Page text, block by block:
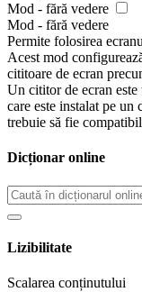
Mod - fără vedere
Mod - fără vedere
Permite folosirea
Acest mod
cititoare de ecran
Un cititor de ecran
care este instalat pe
trebuie să fie
Dicționar online
Lizibilitate
Scalarea conținutului